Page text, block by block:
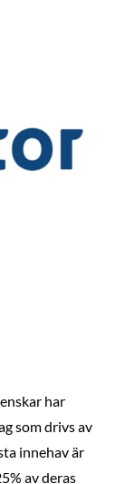
har
som drivs av
innehav är
av deras